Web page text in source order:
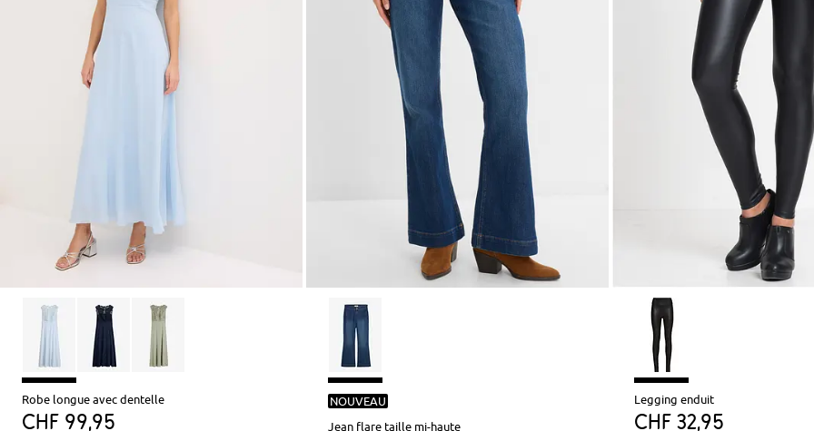
Robe longue avec dentelle
CHF 99,95
NOUVEAU
Jean flare taille mi-haute
Legging enduit
CHF 32,95